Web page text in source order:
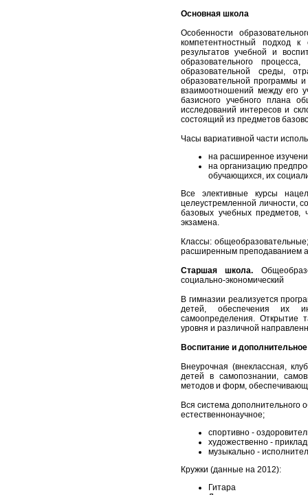
Основная школа
Особенности
компетентностный подход
результатов учебной и
образовательного
образовательной среды,
образовательной программы
взаимоотношений между его
базисного учебного плана
исследований интересов и
состоящий из предметов
Часы вариативной части
на расширенное
на организацию
обучающихся, их
Все элективные курсы
целеустремленной личности,
базовых учебных предметов,
экзамена.
Классы:
расширенным преподаванием
Старшая школа.
социально-экономический
В гимназии реализуется
детей, обеспечения их
самоопределения. Открытие
уровня и различной
Воспитание и
Внеурочная (внеклассная,
детей в самопознании,
методов и форм,
Вся система
естественнонаучное;
спортивно -
художественно -
музыкально -
Кружки (данные на 2012):
Гитара